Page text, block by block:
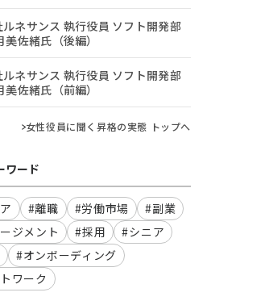
ネサンス 執行役員 ソフト開発部
美佐緒氏（後編）
ネサンス 執行役員 ソフト開発部
美佐緒氏（前編）
女性役員に聞く昇格の実態 トップへ
ワード
#離職 #労働市場
#副業
ジメント
#採用
#シニア
#オンボーディング
ワーク